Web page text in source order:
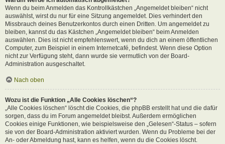
Wenn du beim Anmelden das Kontrollkästchen „Angemeldet bleiben“ nicht
auswählst, wirst du nur für eine Sitzung angemeldet. Dies verhindert den
Missbrauch deines Benutzerkontos durch einen Dritten. Um angemeldet zu
bleiben, kannst du das Kästchen „Angemeldet bleiben“ beim Anmelden
auswählen. Dies ist nicht empfehlenswert, wenn du dich an einem öffentlichen
Computer, zum Beispiel in einem Internetcafé, befindest. Wenn diese Option
nicht zur Verfügung steht, dann wurde sie vermutlich von der Board-
Administration ausgeschaltet.
Nach oben
Wozu ist die Funktion „Alle Cookies löschen“?
„Alle Cookies löschen“ löscht die Cookies, die phpBB erstellt hat und die dafür
sorgen, dass du im Forum angemeldet bleibst. Außerdem ermöglichen
Cookies einige Funktionen, wie beispielsweise den „Gelesen“-Status – sofern
sie von der Board-Administration aktiviert wurden. Wenn du Probleme bei der
An- oder Abmeldung hast, kann es helfen, wenn du die Cookies löscht.